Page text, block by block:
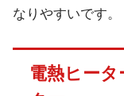
なりやすいです。
電熱ヒー